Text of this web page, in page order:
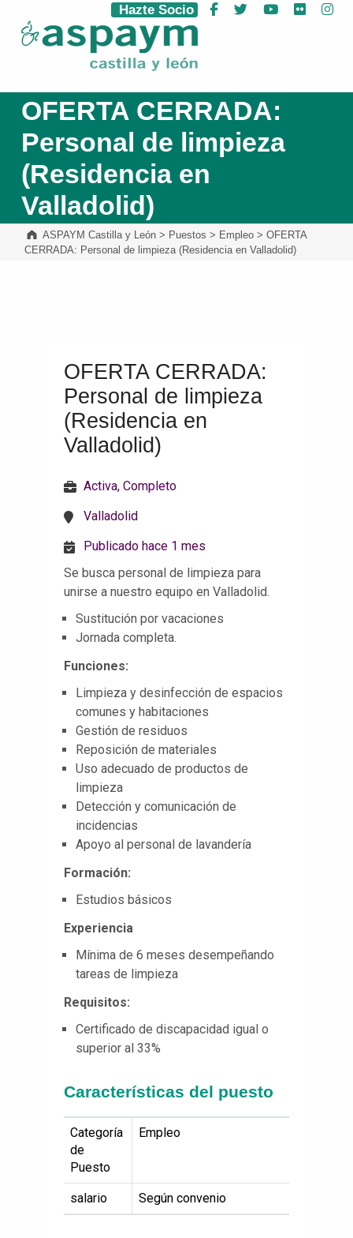
ASPAYM Castilla y León
Hazte Socio Facebook
Twitter YouTube
Flickr
OFERTA CERRADA:
Personal de limpieza
(Residencia en
Valladolid)
ASPAYM Castilla y León> Puestos > Empleo> OFERTA
CERRADA: Personal de limpieza (Residencia en Valladolid)
OFERTA CERRADA:
Personal de limpieza
(Residencia en
Valladolid)
Activa, Completo
Valladolid
Publicado hace 1 mes
Se busca personal de limpieza para
unirse a nuestro equipo en Valladolid.
Sustitución por vacaciones
Jornada completa.
Funciones:
Limpieza y desinfección de espacios
comunes y habitaciones
Gestión de residuos
Reposición de materiales
Uso adecuado de productos de
limpieza
Detección y comunicación de
incidencias
Apoyo al personal de lavandería
Formación:
Estudios básicos
Experiencia
Mínima de 6 meses desempeñando
tareas de limpieza
Requisitos:
Certificado de discapacidad igual o
superior al 33%
Características del puesto
Categoría
de
Puesto
Empleo
salario Según convenio